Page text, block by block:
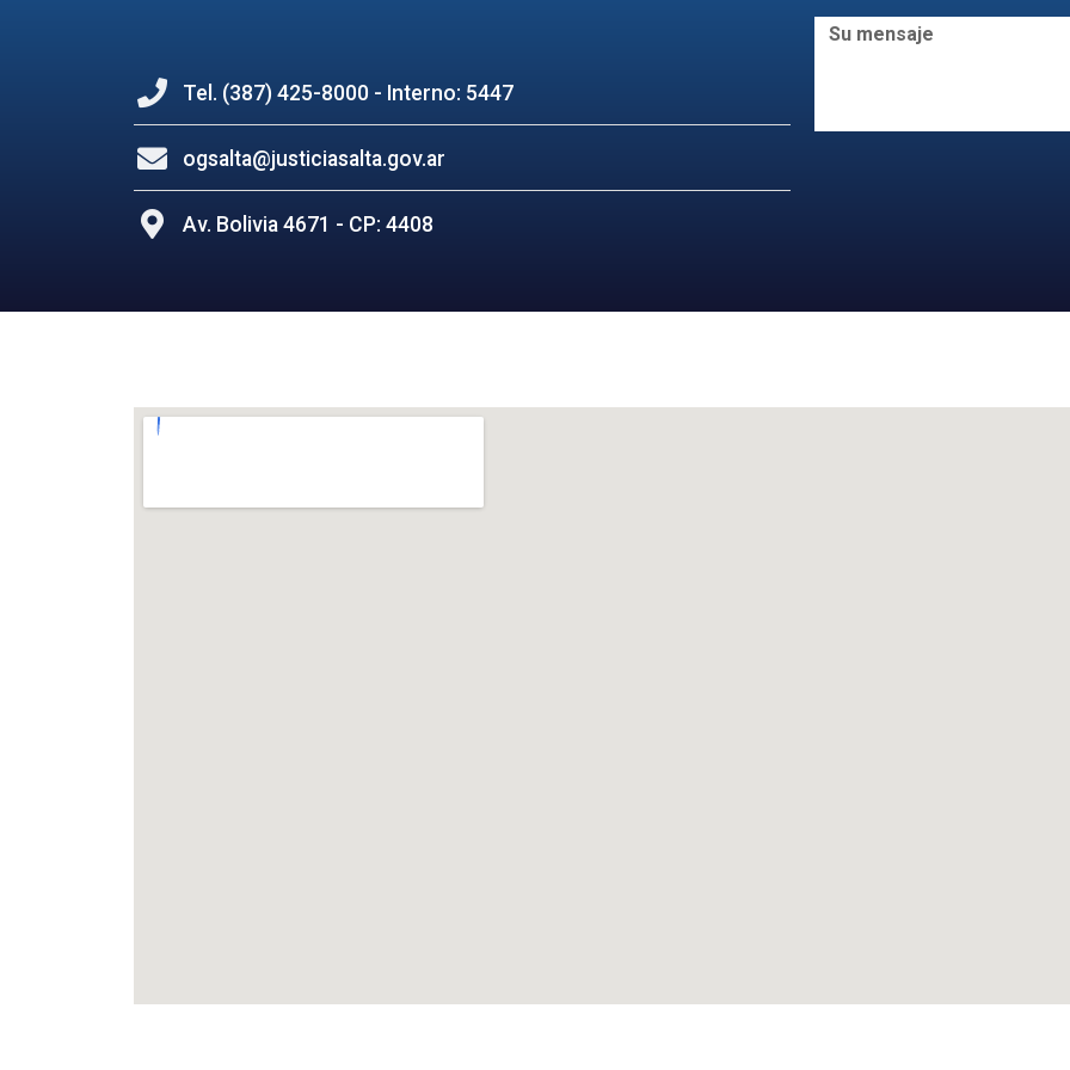
Tel. (387) 425-8000 - Interno: 5447
ogsalta@justiciasalta.gov.ar
Av. Bolivia 4671 - CP: 4408